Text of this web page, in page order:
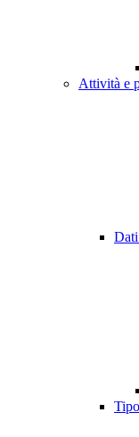
Attività e